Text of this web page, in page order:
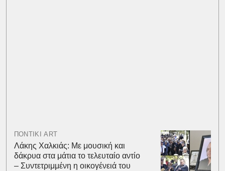
ΠΟΝΤΙΚΙ ART
Λάκης Χαλκιάς: Με μουσική και
δάκρυα στα μάτια το τελευταίο αντίο
– Συντετριμμένη η οικογένειά του